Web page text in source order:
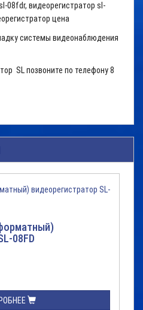
08fdr, видеорегистратор sl-
цена
системы видеонаблюдения
SL позвоните по телефону 8
08FD